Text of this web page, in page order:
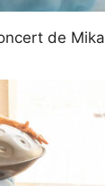
de Mika